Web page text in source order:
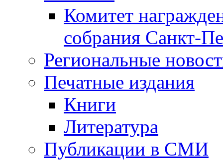
Комитет
собрания Санкт-
Региональные
Печатные издания
Книги
Литература
Публикации в СМИ